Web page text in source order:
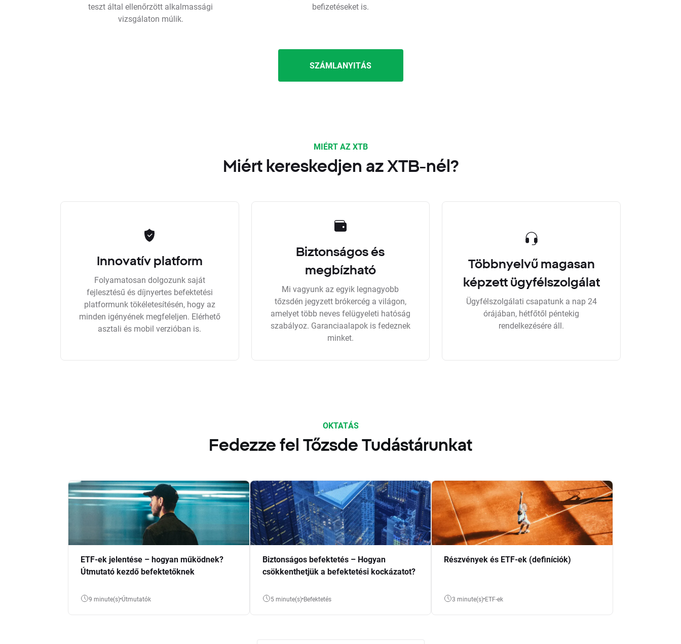
teszt által ellenőrzött alkalmassági
vizsgálaton múlik.
befizetéseket is.
SZÁMLANYITÁS
MIÉRT AZ XTB
Miért kereskedjen az XTB-nél?
Innovatív platform
Folyamatosan dolgozunk saját
fejlesztésű és díjnyertes befektetési
platformunk tökéletesítésén, hogy az
minden igényének megfeleljen. Elérhető
asztali és mobil verzióban is.
Biztonságos és
megbízható
Mi vagyunk az egyik legnagyobb
tőzsdén jegyzett brókercég a világon,
amelyet több neves felügyeleti hatóság
szabályoz. Garanciaalapok is fedeznek
minket.
Többnyelvű magasan
képzett ügyfélszolgálat
Ügyfélszolgálati csapatunk a nap 24
órájában, hétfőtől péntekig
rendelkezésére áll.
OKTATÁS
Fedezze fel Tőzsde Tudástárunkat
ETF-ek jelentése – hogyan működnek?
Útmutató kezdő befektetőknek
9 minute(s) Útmutatók
Biztonságos befektetés – Hogyan
csökkenthetjük a befektetési kockázatot?
5 minute(s) Befektetés
Részvények és ETF-ek (definíciók)
3 minute(s) ETF-ek